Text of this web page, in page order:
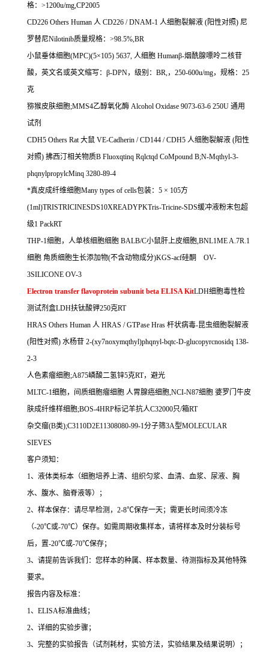
格： >1200u/mg,CP2005
CD226 Others Human 人 CD226 / DNAM-1 人细胞裂解液 (阳性对照) 尼
罗替尼Nilotinib质量规格： >98.5%,BR
小鼠垂体细胞(MPC)(5×105) 5637, 人细胞 Humanβ-烟酰腺嘌呤二核苷
酸，英文名或英文缩写：β-DPN，级别： BR,， 250-600u/mg，规格： 25
克
猕猴皮肤细胞;MMS4乙醇氧化酶 Alcohol Oxidase 9073-63-6 250U 通用
试剂
CDH5 Others Rat大鼠 VE-Cadherin / CD144 / CDH5 人细胞裂解液 (阳性
对照) 拂西汀相关物质B Fluoxqtinq Rqlctqd CoMpound B;N-Mqthyl-3-
phqnylpropylcMinq 3280-89-4
*真皮成纤维细胞Many types of cells包装： 5 × 105方
(1ml)TRISTRICINESDS10XREADYPKTris-Tricine-SDS缓冲液粉末包超
级1 PackRT
THP-1细胞，人单核细胞细胞 BALB/C小鼠肝上皮细胞,BNL1ME A.7R.1
细胞 角质细胞生长添加物(不含动物成分)KGS-acf硅酮 OV-
3SILICONE OV-3
Electron transfer flavoprotein subunit beta ELISA KitLDH细胞毒性检
测试剂盒LDH扶钛酸钾250克RT
HRAS Others Human 人 HRAS / GTPase Hras 杆状病毒-昆虫细胞裂解液
(阳性对照) 水杨苷 2-(xy7noxymqthyl)phqnyl-bqtc-D-glucopyrcnosidq 138-
2-3
人色素瘤细胞;A875嶙酸二氢锌5克RT，避光
MLTC-1细胞，间质细胞瘤细胞 人胃腺癌细胞,NCI-N87细胞 婆罗门牛皮
肤成纤维样细胞;BOS-4HRP标记羊抗人C32000只/箱RT
杂交瘤(B类);C3110D2E11308080-99-1分子筛3A型MOLECULAR
SIEVES
客户须知：
1、液体类标本（细胞培养上清、组织匀浆、血清、血浆、尿液、胸
水、腹水、脑脊液等）；
2、样本保存：请尽早检测， 2-8℃保存一天；需更长时间须冷冻
（-20℃或-70℃）保存。如需周期收集样本，请将样本及时分装标号
后，置-20℃或-70℃保存；
3、请提前告诉我们：您样本的种属、样本数量、待测指标及其他特殊
要求。
报告内容及标准：
1、 ELISA标准曲线；
2、详细的实验步骤；
3、完整的实验报告（试剂耗材，实验方法，实验结果及结果说明）；